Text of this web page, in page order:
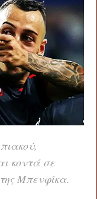
κοντά σε
Μπενφίκα.